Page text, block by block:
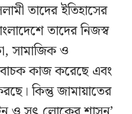
তাদের ইতিহাসের
তাদের নিজস্ব
সামাজিক ও
কাজ করেছে এবং
কিন্তু জামায়াতের